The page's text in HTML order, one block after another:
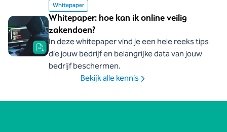
Whitepaper
Whitepaper: hoe kan ik online veilig
zakendoen?
In deze whitepaper vind je een hele reeks tips
die jouw bedrijf en belangrijke data van jouw
bedrijf beschermen.
Bekijk alle kennis